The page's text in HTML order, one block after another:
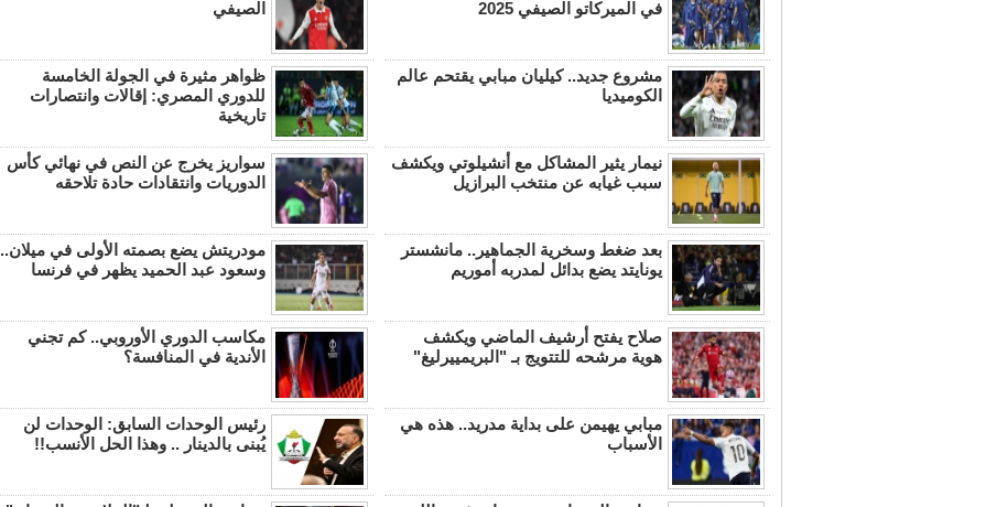
في الميركاتو الصيفي 2025
الصيفي
مشروع جديد.. كيليان مبابي يقتحم عالم
الكوميديا
ظواهر مثيرة في الجولة الخامسة
للدوري المصري: إقالات وانتصارات
تاريخية
نيمار يثير المشاكل مع أنشيلوتي ويكشف
سبب غيابه عن منتخب البرازيل
سواريز يخرج عن النص في نهائي كأس
الدوريات وانتقادات حادة تلاحقه
بعد ضغط وسخرية الجماهير.. مانشستر
يونايتد يضع بدائل لمدربه أموريم
مودريتش يضع بصمته الأولى في ميلان..
وسعود عبد الحميد يظهر في فرنسا
صلاح يفتح أرشيف الماضي ويكشف
هوية مرشحه للتتويج بـ "البريمييرليغ"
مكاسب الدوري الأوروبي.. كم تجني
الأندية في المنافسة؟
مبابي يهيمن على بداية مدريد.. هذه هي
الأسباب
رئيس الوحدات السابق: الوحدات لن
يُبنى بالدينار .. وهذا الحل الأنسب!!